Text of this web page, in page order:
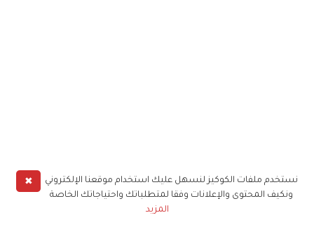
✖
نستخدم ملفات الكوكيز لنسهل عليك استخدام موقعنا الإلكتروني
ونكيف المحتوى والإعلانات وفقا لمتطلباتك واحتياجاتك الخاصة
المزيد